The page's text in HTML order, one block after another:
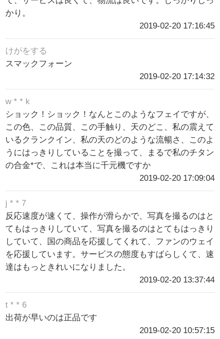
かり。
2019-02-20 17:16:45
けがをする
スマックフォーン
2019-02-20 17:14:32
w * * k
ショック！ショック！なんとこのようなフェイですが、
この色、この品質、この手触り、天のどこ、私の震えて
いるクランクイン、私の天のどのような流暢さ、このよ
うにはっきりしていることを撮って、まるで私のチタン
の合金*で、これは本当に千元機ですか
2019-02-20 17:09:04
j * * 7
反応速度が速くて、操作が滑らかで、写真を撮るのはと
てもはっきりしていて、写真を撮るのはとてもはっきり
していて、国の商品を応援してくれて、ファンのウェイ
を応援しています。サービスの態度もすばらしくて、速
達はもっときれいになりました。
2019-02-20 13:37:44
t * * 6
出荷が早いのは正品です
2019-02-20 10:57:15